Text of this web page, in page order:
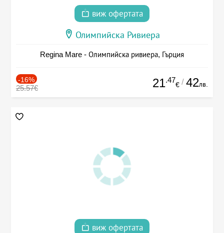
виж офертата
Олимпийска Ривиера
Regina Mare - Олимпийска ривиера, Гърция
-16%
25.57€ 21.47
€ / 42лв.
виж офертата